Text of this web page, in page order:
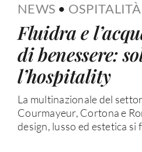
NEWS • OSPITALITÀ
Fluidra e
di benessere:
l’hospitality
La multinazionale del
Courmayeur, Cortona e
design, lusso ed estetica si